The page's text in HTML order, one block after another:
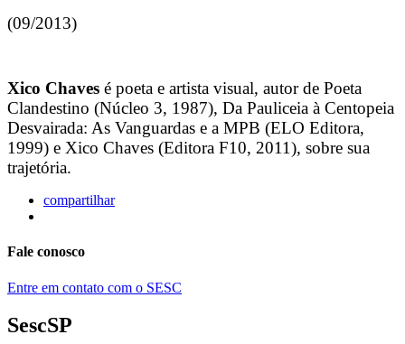
(09/2013)
Xico Chaves é poeta e artista visual, autor de Poeta
Clandestino (Núcleo 3, 1987), Da Pauliceia à Centopeia
Desvairada: As Vanguardas e a MPB (ELO Editora,
1999) e Xico Chaves (Editora F10, 2011), sobre sua
trajetória.
compartilhar
Fale conosco
Entre em contato com o SESC
SescSP